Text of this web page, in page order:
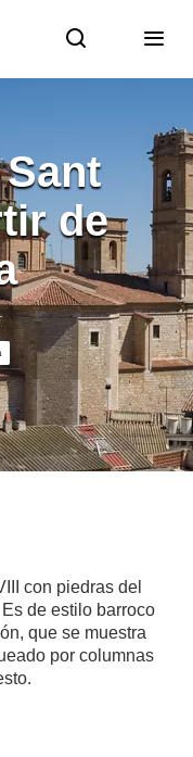
de
con piedras del
de estilo barroco
que se muestra
por columnas